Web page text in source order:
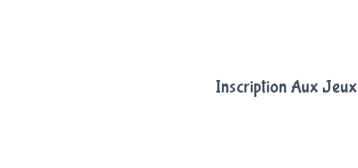
Inscription Aux Jeux